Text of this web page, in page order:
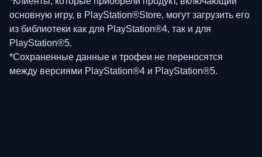
основную игру, в PlayStation®Store, могут загрузить его
из библиотеки как для PlayStation®4, так и для
PlayStation®5.
*Сохраненные данные и трофеи не переносятся
между версиями PlayStation®4 и PlayStation®5.